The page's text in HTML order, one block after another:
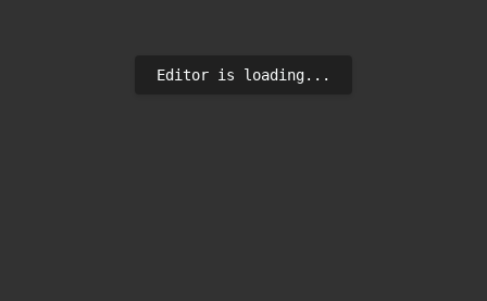
Editor is loading...